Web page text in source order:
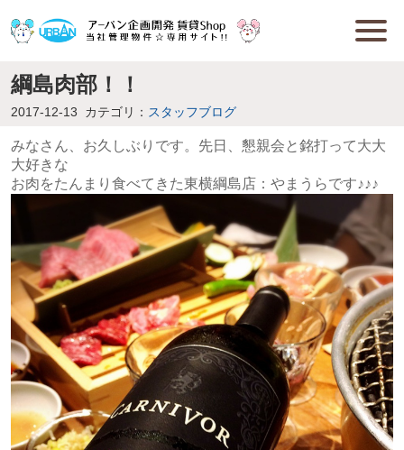
綱島肉部！！
2017-12-13 カテゴリ： スタッフブログ
みなさん、お久しぶりです。先日、懇親会と銘打って大大
大好きな
お肉をたんまり食べてきた東横綱島店：やまうらです♪♪♪